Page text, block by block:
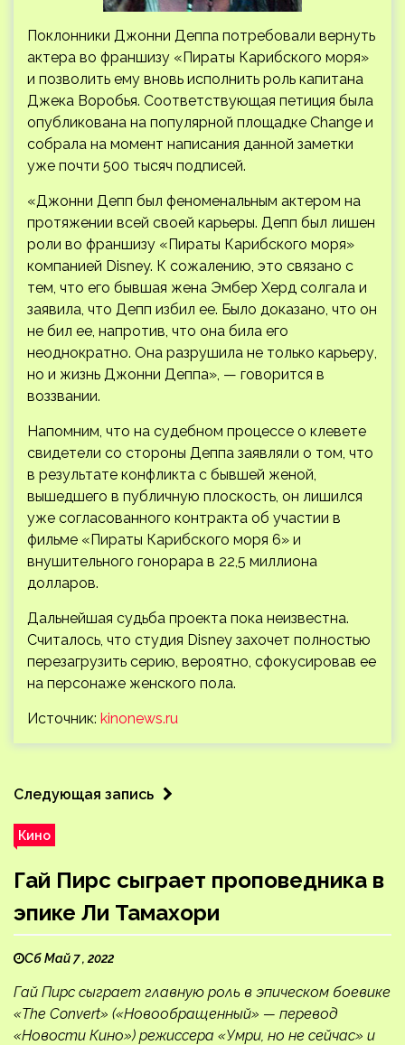
Поклонники Джонни Деппа потребовали вернуть
актера во франшизу «Пираты Карибского моря»
и позволить ему вновь исполнить роль капитана
Джека Воробья. Соответствующая петиция была
опубликована на популярной площадке Change и
собрала на момент написания данной заметки
уже почти 500 тысяч подписей.
«Джонни Депп был феноменальным актером на
протяжении всей своей карьеры. Депп был лишен
роли во франшизу «Пираты Карибского моря»
компанией Disney. К сожалению, это связано с
тем, что его бывшая жена Эмбер Херд солгала и
заявила, что Депп избил ее. Было доказано, что он
не бил ее, напротив, что она била его
неоднократно. Она разрушила не только карьеру,
но и жизнь Джонни Деппа», — говорится в
воззвании.
Напомним, что на судебном процессе о клевете
свидетели со стороны Деппа заявляли о том, что
в результате конфликта с бывшей женой,
вышедшего в публичную плоскость, он лишился
уже согласованного контракта об участии в
фильме «Пираты Карибского моря 6» и
внушительного гонорара в 22,5 миллиона
долларов.
Дальнейшая судьба проекта пока неизвестна.
Считалось, что студия Disney захочет полностью
перезагрузить серию, вероятно, сфокусировав ее
на персонаже женского пола.
Источник: kinonews.ru
Следующая запись
Кино
Гай Пирс сыграет проповедника в
эпике Ли Тамахори
Сб Май 7 , 2022
Гай Пирс сыграет главную роль в эпическом боевике
«The Convert» («Новообращенный» — перевод
«Новости Кино») режиссера «Умри, но не сейчас» и